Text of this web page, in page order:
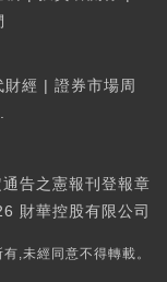
財經 | 證券市場周
告之憲報刊登報章
財華控股有限公司
,未經同意不得轉載。